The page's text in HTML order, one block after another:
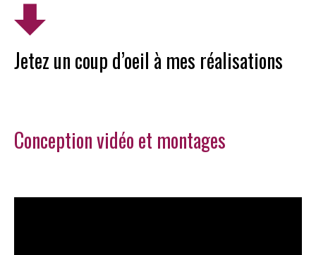
Jetez un coup d’oeil à mes réalisations
Conception vidéo et montages